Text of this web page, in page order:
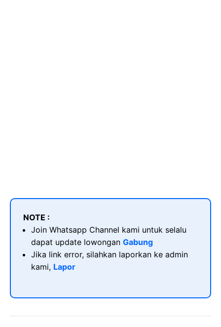
NOTE :
Join Whatsapp Channel kami untuk selalu
dapat update lowongan Gabung
Jika link error, silahkan laporkan ke admin
kami, Lapor